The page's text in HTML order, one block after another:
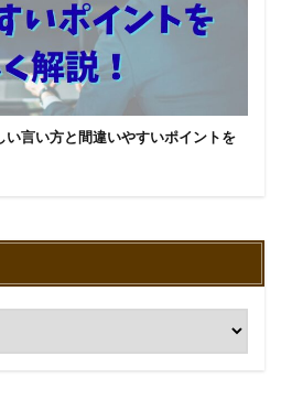
い言い方と間違いやすいポイントを